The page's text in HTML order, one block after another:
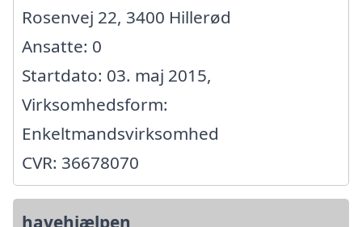
Rosenvej 22, 3400 Hillerød
Ansatte: 0
Startdato: 03. maj 2015,
Virksomhedsform:
Enkeltmandsvirksomhed
CVR: 36678070
havehjælpen